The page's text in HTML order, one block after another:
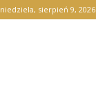
niedziela, sierpień 9, 2026